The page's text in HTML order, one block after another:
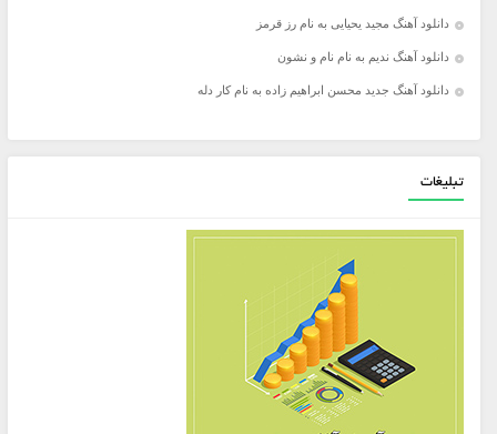
دانلود آهنگ مجید یحیایی به نام رز قرمز
دانلود آهنگ ندیم به نام نام و نشون
دانلود آهنگ جدید محسن ابراهیم زاده به نام کار دله
تبلیغات